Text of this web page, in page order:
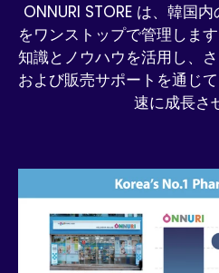
ONNURI STORE は、韓国
をワンストップで管理しま
知識とノウハウを活用し、
および販売サポートを通じ
速に成長さ